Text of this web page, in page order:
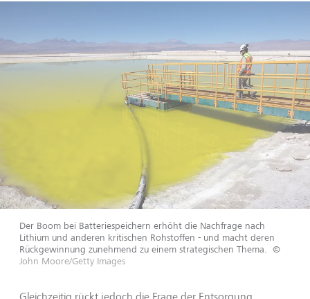
Der Boom bei Batteriespeichern erhöht die Nachfrage nach
Lithium und anderen kritischen Rohstoffen - und macht deren
Rückgewinnung zunehmend zu einem strategischen Thema.
©
John Moore/Getty Images
Gleichzeitig rückt jedoch die Frage der Entsorgung